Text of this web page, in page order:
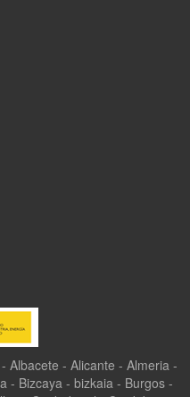
Albacete - Alicante - Almeria -
- Bizcaya - bizkaia - Burgos -